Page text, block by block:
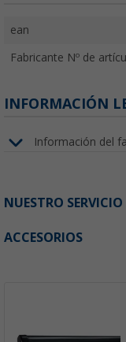
ean
Fabricante Nº de
INFORMACIÓN
Información del
NUESTRO SERVICIO
ACCESORIOS